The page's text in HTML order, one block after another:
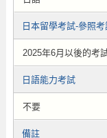
日本留學考試-參照考
2025年6月以後的考
日語能力考試
不要
備註